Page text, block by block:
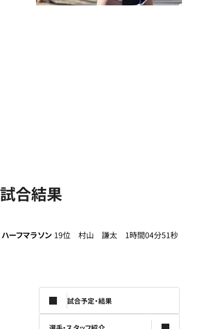
試合結果
ハーフマラソン 19位 村山 謙太 1時間04分51秒
試合予定・結果